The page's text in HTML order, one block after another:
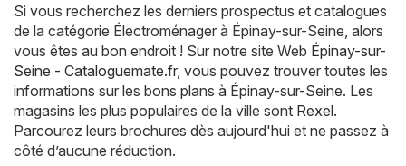
Si vous recherchez les derniers prospectus et catalogues
de la catégorie Électroménager à Épinay-sur-Seine, alors
vous êtes au bon endroit ! Sur notre site Web Épinay-sur-
Seine - Cataloguemate.fr, vous pouvez trouver toutes les
informations sur les bons plans à Épinay-sur-Seine. Les
magasins les plus populaires de la ville sont Rexel.
Parcourez leurs brochures dès aujourd'hui et ne passez à
côté d’aucune réduction.